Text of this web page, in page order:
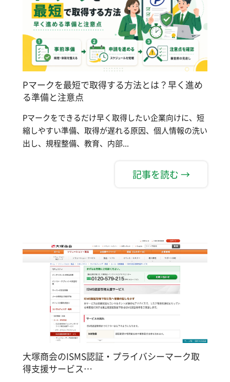
Pマークを最短で取得する方法とは？早く進め
る準備と注意点
Pマークをできるだけ早く取得したい企業向けに、短
縮しやすい準備、取得が遅れる原因、個人情報の洗い
出し、規程整備、教育、内部...
記事を読む →
大塚商会のISMS認証・プライバシーマーク取
得支援サービス…